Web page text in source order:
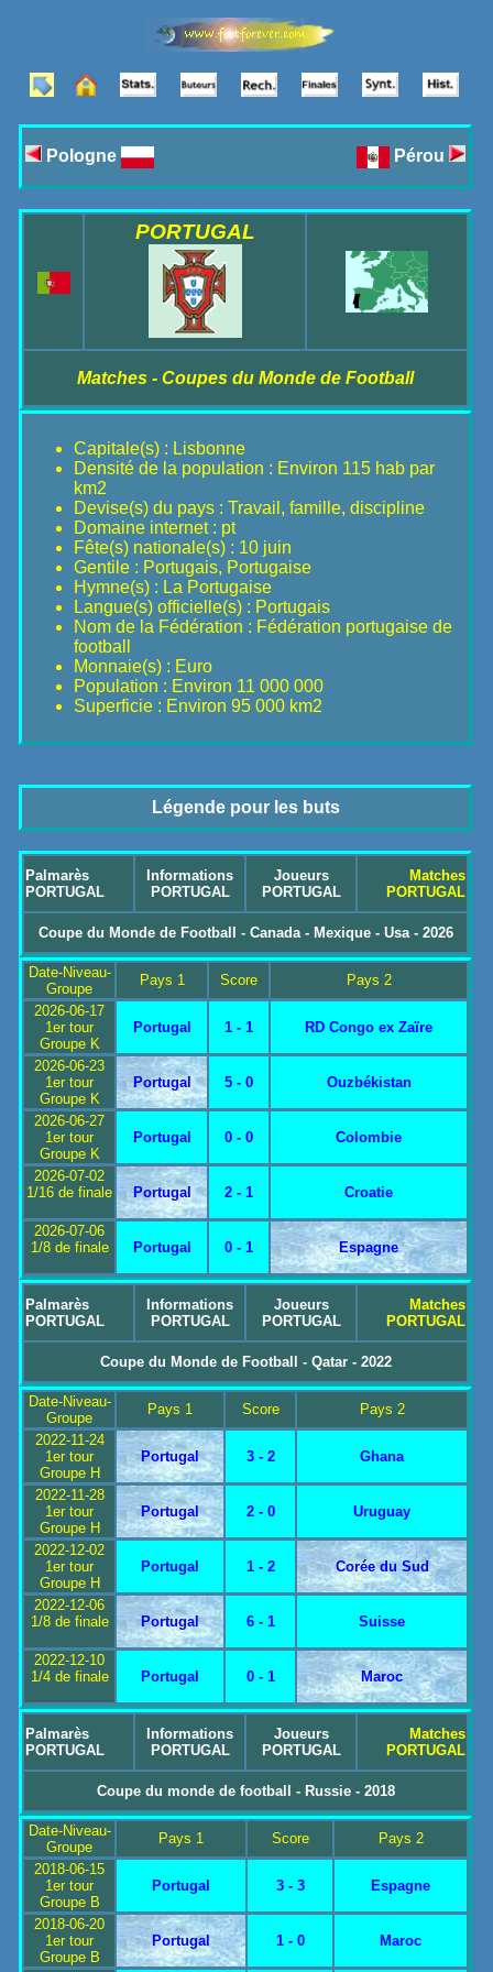
Pologne Pérou
PORTUGAL
Matches - Coupes du Monde de Football
Capitale(s) : Lisbonne
Densité de la population : Environ 115 hab par
km2
Devise(s) du pays : Travail, famille, discipline
Domaine internet : pt
Fête(s) nationale(s) : 10 juin
Gentile : Portugais, Portugaise
Hymne(s) : La Portugaise
Langue(s) officielle(s) : Portugais
Nom de la Fédération : Fédération portugaise de
football
Monnaie(s) : Euro
Population : Environ 11 000 000
Superficie : Environ 95 000 km2
Légende pour les buts
Palmarès
PORTUGAL
Informations
PORTUGAL
Joueurs
PORTUGAL
Matches
PORTUGAL
Coupe du Monde de Football - Canada - Mexique - Usa - 2026
Date-Niveau-
Groupe
Pays 1 Score
Pays 2
2026-06-17
1er tour
Groupe K
Portugal 1 - 1 RD Congo ex Zaïre
2026-06-23
1er tour
Groupe K
Portugal 5 - 0 Ouzbékistan
2026-06-27
1er tour
Groupe K
Portugal 0 - 0 Colombie
2026-07-02
1/16 de finale
Portugal 2 - 1 Croatie
2026-07-06
1/8 de finale
Portugal 0 - 1 Espagne
Palmarès
PORTUGAL
Informations
PORTUGAL
Joueurs
PORTUGAL
Matches
PORTUGAL
Coupe du Monde de Football - Qatar - 2022
Date-Niveau-
Groupe
Pays 1 Score
Pays 2
2022-11-24
1er tour
Groupe H
Portugal 3 - 2 Ghana
2022-11-28
1er tour
Groupe H
Portugal 2 - 0 Uruguay
2022-12-02
1er tour
Groupe H
Portugal 1 - 2 Corée du Sud
2022-12-06
1/8 de finale
Portugal 6 - 1 Suisse
2022-12-10
1/4 de finale
Portugal 0 - 1 Maroc
Palmarès
PORTUGAL
Informations
PORTUGAL
Joueurs
PORTUGAL
Matches
PORTUGAL
Coupe du monde de football - Russie - 2018
Date-Niveau-
Groupe
Pays 1 Score
Pays 2
2018-06-15
1er tour
Groupe B
Portugal 3 - 3 Espagne
2018-06-20
1er tour
Groupe B
Portugal 1 - 0 Maroc